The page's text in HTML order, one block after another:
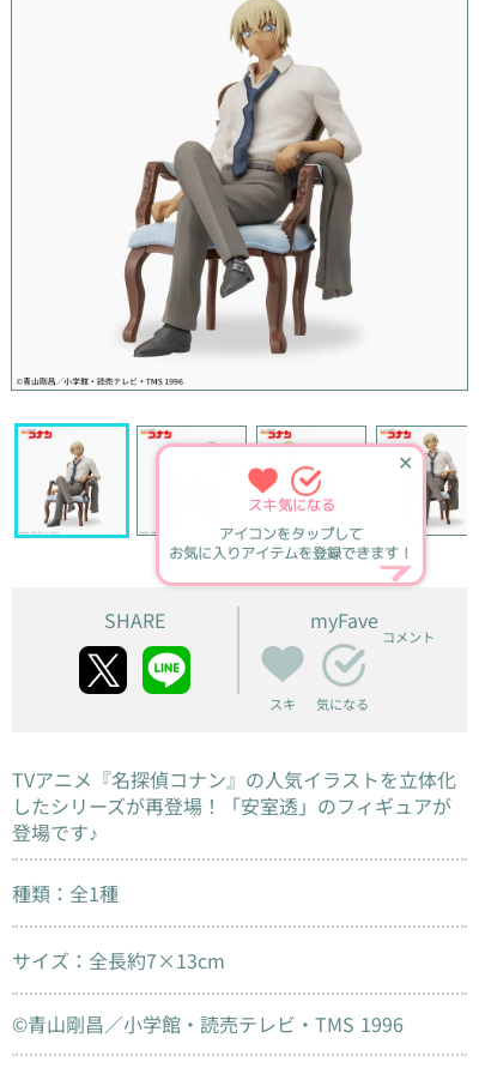
✕
スキ気になる
アイコンをタップして
お気に入りアイテムを登録できます！
SHARE myFave
スキ 気になる
コメント
TVアニメ『名探偵コナン』の人気イラストを立体化
したシリーズが再登場！「安室透」のフィギュアが
登場です♪
種類：全1種
サイズ：全長約7×13cm
©青山剛昌／小学館・読売テレビ・TMS 1996